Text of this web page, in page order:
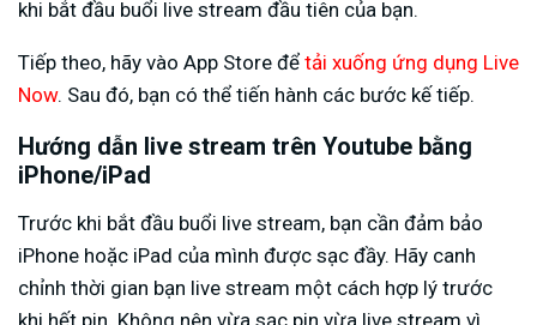
khi bắt đầu buổi live stream đầu tiên của bạn.
Tiếp theo, hãy vào App Store để tải xuống ứng dụng Live
Now. Sau đó, bạn có thể tiến hành các bước kế tiếp.
Hướng dẫn live stream trên Youtube bằng
iPhone/iPad
Trước khi bắt đầu buổi live stream, bạn cần đảm bảo
iPhone hoặc iPad của mình được sạc đầy. Hãy canh
chỉnh thời gian bạn live stream một cách hợp lý trước
khi hết pin. Không nên vừa sạc pin vừa live stream vì